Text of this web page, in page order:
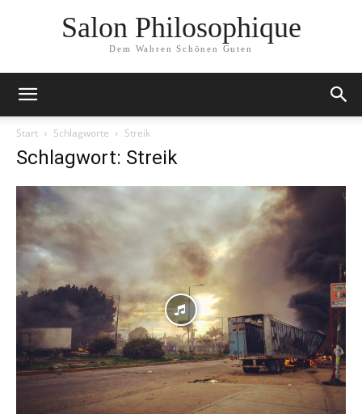
Salon Philosophique
Dem Wahren Schönen Guten
Start Schlagworte Streik
Schlagwort: Streik